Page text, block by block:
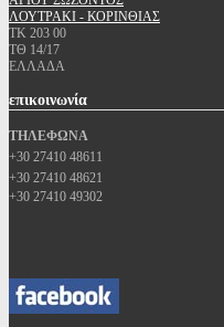
ΛΟΥΤΡΑΚΙ - ΚΟΡΙΝΘΙΑΣ
ΤΚ 203 00
ΤΘ 14/17
ΕΛΛΑΔΑ
επικοινωνία
ΤΗΛΕΦΩΝΑ
+30 27410 48611
+30 27410 48621
+30 27410 49302